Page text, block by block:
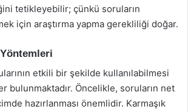
tetikleyebilir; çünkü soruların
için araştırma yapma gerekliliği doğar.
etkili bir şekilde kullanılabilmesi
bulunmaktadır. Öncelikle, soruların net
hazırlanması önemlidir. Karmaşık